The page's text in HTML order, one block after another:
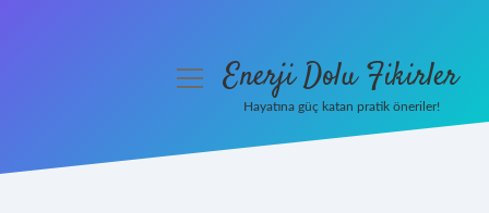
menüyüEnerji Dolu Fikirler
Hayatına güç katan pratik öneriler!